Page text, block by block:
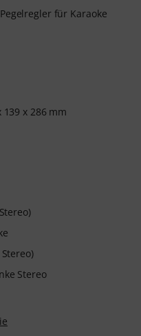
für Karaoke
139 x 286 mm
Stereo